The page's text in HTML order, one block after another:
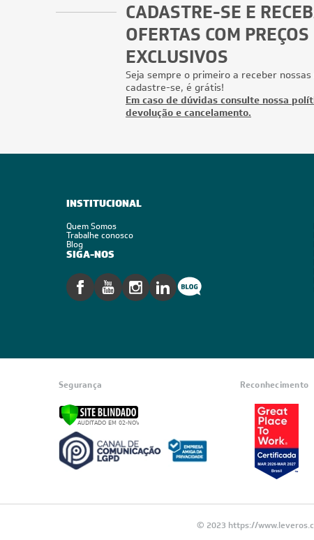
CADASTRE-SE E
OFERTAS COM PREÇOS
EXCLUSIVOS
Seja sempre o primeiro a receber nossas
cadastre-se, é grátis!
Em caso de dúvidas consulte nossa
devolução e cancelamento.
INSTITUCIONAL
Quem Somos
Trabalhe conosco
Blog
SIGA-NOS
Segurança Reconhecimento
© 2023 https://